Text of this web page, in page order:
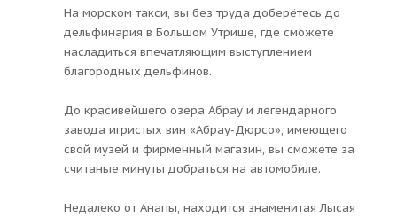
На морском такси, вы без труда доберётесь до
дельфинария в Большом Утрише, где сможете
насладиться впечатляющим выступлением
благородных дельфинов.
До красивейшего озера Абрау и легендарного
завода игристых вин «Абрау-Дюрсо», имеющего
свой музей и фирменный магазин, вы сможете за
считаные минуты добраться на автомобиле.
Недалеко от Анапы, находится знаменитая Лысая